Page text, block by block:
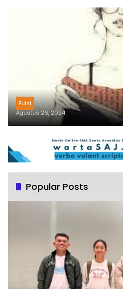
Puisi
Agustus 26, 2024
Popular Posts